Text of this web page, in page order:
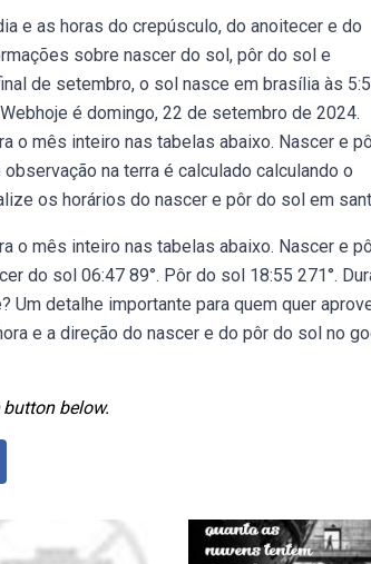
e as horas do crepúsculo, do anoitecer e do
sobre nascer do sol, pôr do sol e
de setembro, o sol nasce em brasília às
é domingo, 22 de setembro de 2024.
o mês inteiro nas tabelas abaixo. Nascer e
na terra é calculado calculando o
os horários do nascer e pôr do sol em
o mês inteiro nas tabelas abaixo. Nascer e
do sol 06:47 89°. Pôr do sol 18:55 271°.
Um detalhe importante para quem quer
e a direção do nascer e do pôr do sol no
below.